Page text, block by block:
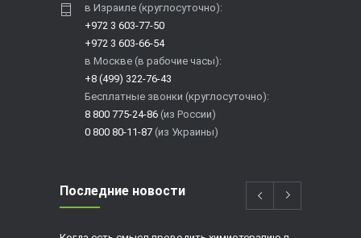
в Израиле (круглосуточно):
+972 3 603-77-50
+972 3 603-66-54
в Москве (в рабочие часы):
+8 (499) 322-76-43
Бесплатные звонки (круглосуточно):
8 800 775-24-86 (из России)
0 800 80-11-87 (из Украины)
Последние новости